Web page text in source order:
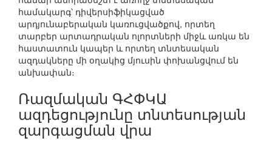
համակարգ՝ դիվերսիֆիկացված
արդյունաբերական կառուցվածքով, որտեղ
տարբեր արտադրական ոլորտների միջև առկա են
հաստատուն կապեր և որտեղ տնտեսական
ազդակները մի օղակից մյուսին փոխանցվում են
անխափան։
Ռազմական ԳՀՓԿԱ
ազդեցությունը տնտեսության
զարգացման վրա